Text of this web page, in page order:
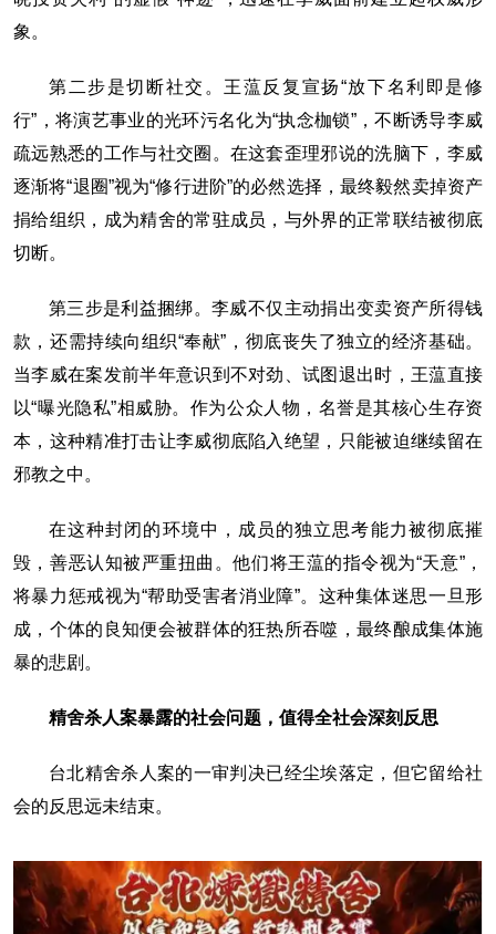
象。
第二步是切断社交。王蕰反复宣扬“放下名利即是修
行”，将演艺事业的光环污名化为“执念枷锁”，不断诱导李威
疏远熟悉的工作与社交圈。在这套歪理邪说的洗脑下，李威
逐渐将“退圈”视为“修行进阶”的必然选择，最终毅然卖掉资产
捐给组织，成为精舍的常驻成员，与外界的正常联结被彻底
切断。
第三步是利益捆绑。李威不仅主动捐出变卖资产所得钱
款，还需持续向组织“奉献”，彻底丧失了独立的经济基础。
当李威在案发前半年意识到不对劲、试图退出时，王蕰直接
以“曝光隐私”相威胁。作为公众人物，名誉是其核心生存资
本，这种精准打击让李威彻底陷入绝望，只能被迫继续留在
邪教之中。
在这种封闭的环境中，成员的独立思考能力被彻底摧
毁，善恶认知被严重扭曲。他们将王蕰的指令视为“天意”，
将暴力惩戒视为“帮助受害者消业障”。这种集体迷思一旦形
成，个体的良知便会被群体的狂热所吞噬，最终酿成集体施
暴的悲剧。
精舍杀人案暴露的社会问题，值得全社会深刻反思
台北精舍杀人案的一审判决已经尘埃落定，但它留给社
会的反思远未结束。